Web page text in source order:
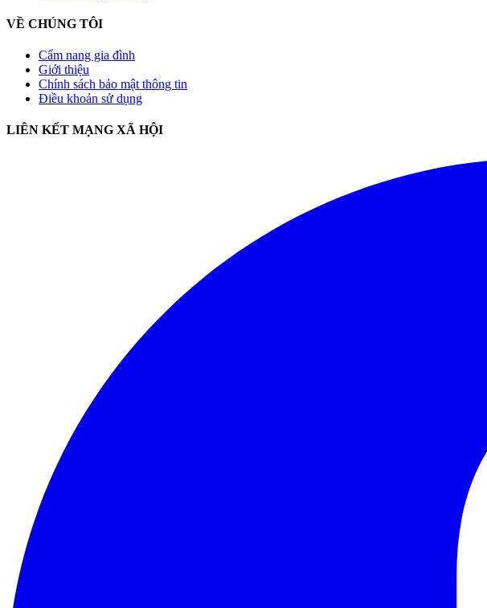
VỀ CHÚNG TÔI
Cẩm nang gia đình
Giới thiệu
Chính sách bảo mật thông tin
Điều khoản sử dụng
LIÊN KẾT MẠNG XÃ HỘI